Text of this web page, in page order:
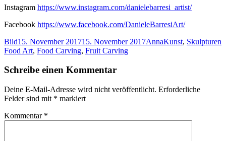
Instagram https://www.instagram.com/danielebarresi_artist/
Facebook https://www.facebook.com/DanieleBarresiArt/
Format
BildVeröffentlicht
am
15. November 201715. November 2017Autor
AnnaKategorien
Kunst, Skulpturen
Food Art, Food Carving, Fruit Carving
Schreibe einen Kommentar
Deine E-Mail-Adresse wird nicht veröffentlicht. Erforderliche
Felder sind mit * markiert
Kommentar *